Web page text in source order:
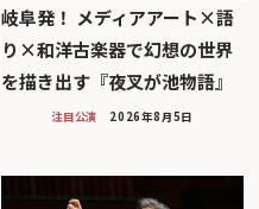
岐阜発！ メディアアート×語
り×和洋古楽器で幻想の世界
を描き出す『夜叉が池物語』
注目公演 2026年8月5日